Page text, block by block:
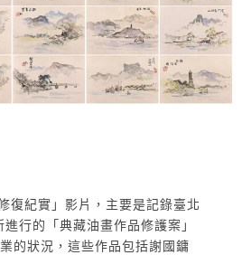
復紀實」影片，主要是記錄臺北
行的「典藏油畫作品修護案」
的狀況，這些作品包括謝國鏞